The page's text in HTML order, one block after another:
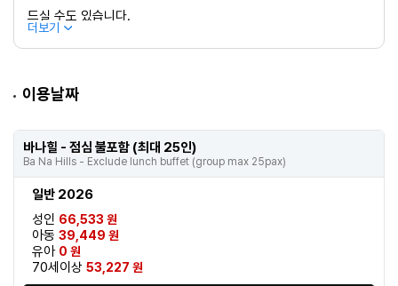
드실 수도 있습니다.
더보기
이용날짜
바나힐 - 점심 불포함 (최대 25인)
Ba Na Hills - Exclude lunch buffet (group max 25pax)
일반 2026
성인 66,533 원
아동 39,449 원
유아 0 원
70세이상 53,227 원